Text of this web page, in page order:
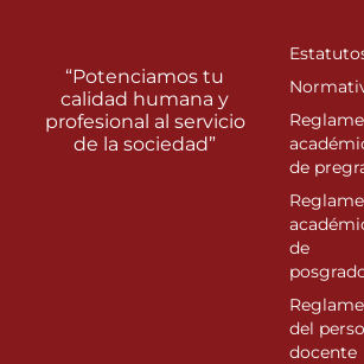
“Potenciamos tu
calidad humana y
profesional al servicio
de la sociedad”
de
de
del
docente